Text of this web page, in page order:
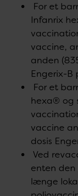
For et
Infanrix
vaccine,
anden
Engerix-
For et
hexa® og
vaccine
dosis
Ved
enten
længe